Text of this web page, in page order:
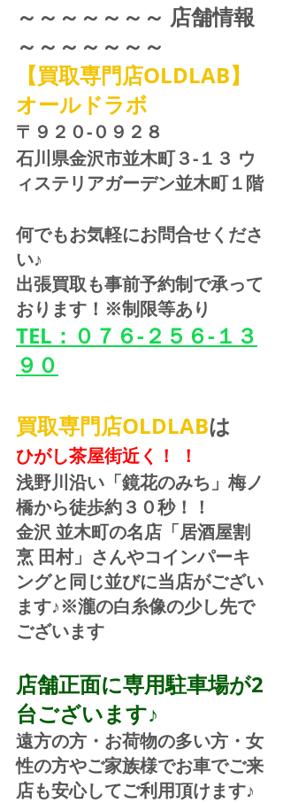
～～～～～～～ 店舗情報
～～～～～～～
【買取専門店OLDLAB】
オールドラボ
〒９２０-０９２８
石川県金沢市並木町３-１３ ウ
ィステリアガーデン並木町１階
何でもお気軽にお問合せくださ
い♪
出張買取も事前予約制で承って
おります！※制限等あり
TEL：０７６-２５６-１３
９０
買取専門店OLDLABは
ひがし茶屋街近く！ ！
浅野川沿い「鏡花のみち」梅ノ
橋から徒歩約３０秒！！
金沢 並木町の名店「居酒屋割
烹 田村」さんやコインパーキ
ングと同じ並びに当店がござい
ます♪※瀧の白糸像の少し先で
ございます
店舗正面に専用駐車場が2
台ございます♪
遠方の方・お荷物の多い方・女
性の方やご家族様でお車でご来
店も安心してご利用頂けます♪